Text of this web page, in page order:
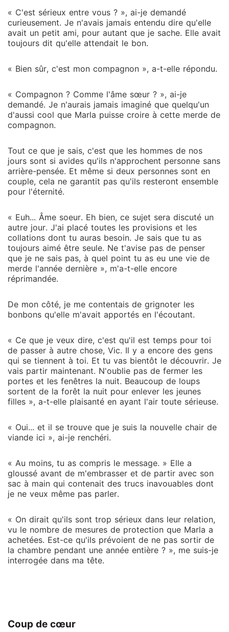
« C'est sérieux entre vous ? », ai-je demandé
curieusement. Je n'avais jamais entendu dire qu'elle
avait un petit ami, pour autant que je sache. Elle avait
toujours dit qu'elle attendait le bon.
« Bien sûr, c'est mon compagnon », a-t-elle répondu.
« Compagnon ? Comme l'âme sœur ? », ai-je
demandé. Je n'aurais jamais imaginé que quelqu'un
d'aussi cool que Marla puisse croire à cette merde de
compagnon.
Tout ce que je sais, c'est que les hommes de nos
jours sont si avides qu'ils n'approchent personne sans
arrière-pensée. Et même si deux personnes sont en
couple, cela ne garantit pas qu'ils resteront ensemble
pour l'éternité.
« Euh... Âme soeur. Eh bien, ce sujet sera discuté un
autre jour. J'ai placé toutes les provisions et les
collations dont tu auras besoin. Je sais que tu as
toujours aimé être seule. Ne t'avise pas de penser
que je ne sais pas, à quel point tu as eu une vie de
merde l'année dernière », m'a-t-elle encore
réprimandée.
De mon côté, je me contentais de grignoter les
bonbons qu'elle m'avait apportés en l'écoutant.
« Ce que je veux dire, c'est qu'il est temps pour toi
de passer à autre chose, Vic. Il y a encore des gens
qui se tiennent à toi. Et tu vas bientôt le découvrir. Je
vais partir maintenant. N'oublie pas de fermer les
portes et les fenêtres la nuit. Beaucoup de loups
sortent de la forêt la nuit pour enlever les jeunes
filles », a-t-elle plaisanté en ayant l'air toute sérieuse.
« Oui... et il se trouve que je suis la nouvelle chair de
viande ici », ai-je renchéri.
« Au moins, tu as compris le message. » Elle a
gloussé avant de m'embrasser et de partir avec son
sac à main qui contenait des trucs inavouables dont
je ne veux même pas parler.
« On dirait qu'ils sont trop sérieux dans leur relation,
vu le nombre de mesures de protection que Marla a
achetées. Est-ce qu'ils prévoient de ne pas sortir de
la chambre pendant une année entière ? », me suis-je
interrogée dans ma tête.
Coup de cœur